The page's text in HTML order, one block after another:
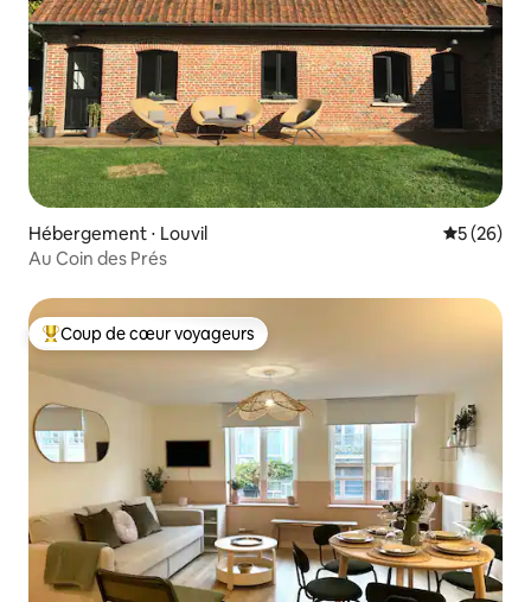
Hébergement ⋅ Louvil
5 (26)
Au Coin des Prés
Coups de cœur voyageurs les plus appréciés
Coup de cœur voyageurs